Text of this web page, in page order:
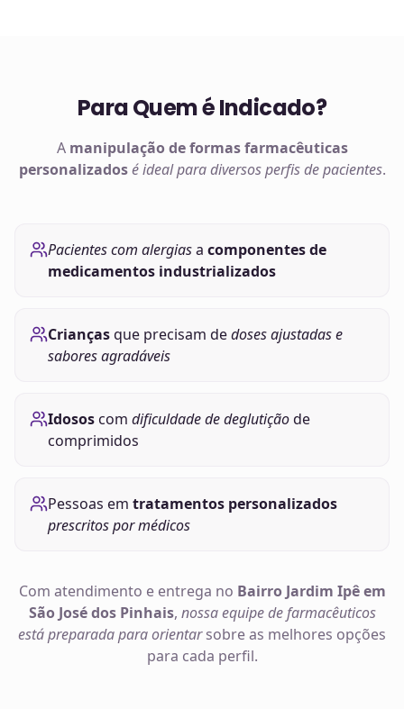
Para Quem é Indicado?
A manipulação deformas farmacêuticas
personalizados é ideal para diversos perfis de pacientes.
Pacientes com alergiasa componentes de
medicamentos industrializados
Criançasque precisam dedoses ajustadas e
sabores agradáveis
Idososcom dificuldade de deglutiçãode
comprimidos
Pessoas em tratamentos personalizados
prescritos por médicos
Com atendimento e entrega no Bairro Jardim Ipê em
São José dos Pinhais, nossa equipe de farmacêuticos
está preparada para orientarsobre as melhores opções
para cada perfil.